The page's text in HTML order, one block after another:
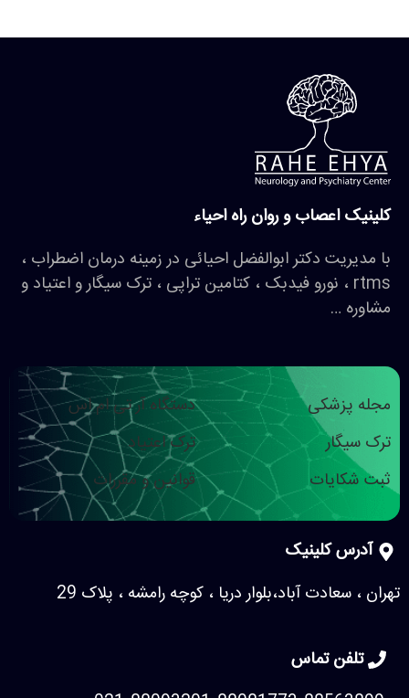
کلینیک اعصاب و روان راه احیاء
با مدیریت دکتر ابوالفضل احیائی در زمینه درمان اضطراب ،
rtms ، نورو فیدبک ، کتامین تراپی ، ترک سیگار و اعتیاد و
مشاوره …
مجله پزشکی
ترک سیگار
ثبت شکایات
دستگاه آر تی ام اس
ترک اعتیاد
قوانین و مقررات
آدرس کلینیک
تهران ، سعادت آباد،بلوار دریا ، کوچه رامشه ، پلاک 29
تلفن تماس